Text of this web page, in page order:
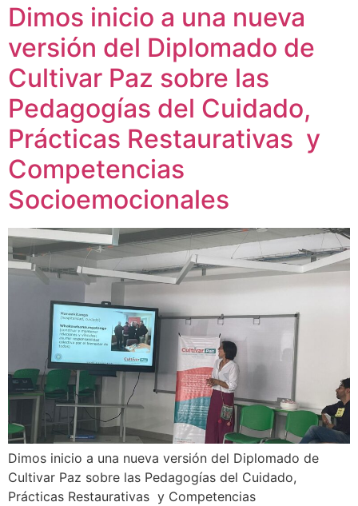
Dimos inicio a una nueva
versión del Diplomado de
Cultivar Paz sobre las
Pedagogías del Cuidado,
Prácticas Restaurativas y
Competencias
Socioemocionales
Dimos inicio a una nueva versión del Diplomado de
Cultivar Paz sobre las Pedagogías del Cuidado,
Prácticas Restaurativas y Competencias